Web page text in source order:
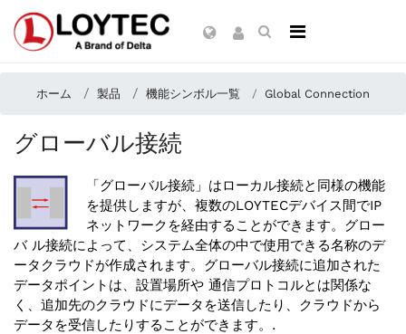
ホーム 製品 機能シンボル一覧 Global Connection
グローバル接続
「グローバル接続」はローカル接続と同様の機能
を提供しますが、複数のLOYTECデバイス間でIP
ネットワークを経由することができます。グロー
バ ル接続によって、システム全体の中で使用できる名称のデ
ータクラウドが作成されます。グローバル接続に追加された
データポイントは、設置場所や 通信プロトコルとは関係な
く、追加先のクラウドにデータを送信したり、クラウドから
データを受信したりすることができます。.